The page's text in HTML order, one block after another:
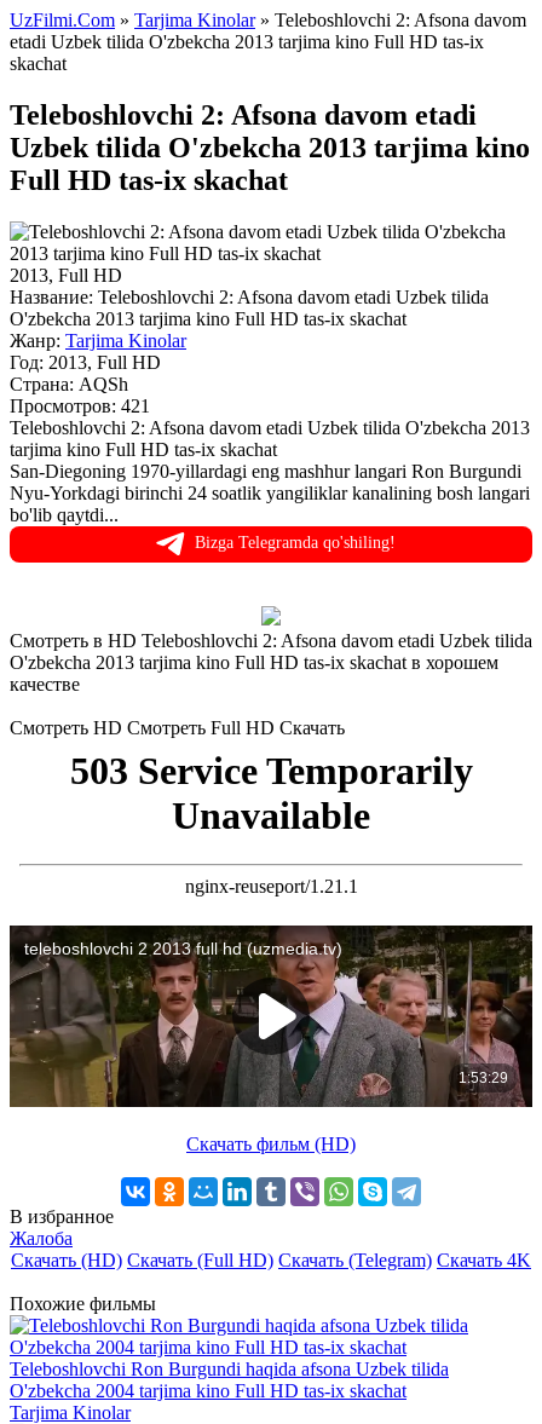
UzFilmi.Com » Tarjima Kinolar» Teleboshlovchi 2: Afsona davom
etadi Uzbek tilida O'zbekcha 2013 tarjima kino Full HD tas-ix
skachat
Teleboshlovchi 2: Afsona davom etadi
Uzbek tilida O'zbekcha 2013 tarjima kino
Full HD tas-ix skachat
2013, Full HD
Название: Teleboshlovchi 2: Afsona davom etadi Uzbek tilida
O'zbekcha 2013 tarjima kino Full HD tas-ix skachat
Жанр: Tarjima Kinolar
Год: 2013, Full HD
Страна: AQSh
Просмотров: 421
Teleboshlovchi 2: Afsona davom etadi Uzbek tilida O'zbekcha 2013
tarjima kino Full HD tas-ix skachat
San-Diegoning 1970-yillardagi eng mashhur langari Ron Burgundi
Nyu-Yorkdagi birinchi 24 soatlik yangiliklar kanalining bosh langari
bo'lib qaytdi...
Bizga Telegramda qo'shiling!
Смотреть в HD Teleboshlovchi 2: Afsona davom etadi Uzbek tilida
O'zbekcha 2013 tarjima kino Full HD tas-ix skachat в хорошем
качестве
Смотреть HD Смотреть Full HD Скачать
Скачать фильм (HD)
В избранное
Жалоба
Скачать (HD) Скачать (Full HD) Скачать (Telegram) Скачать 4K
Похожие фильмы
Teleboshlovchi Ron Burgundi haqida afsona Uzbek tilida
O'zbekcha 2004 tarjima kino Full HD tas-ix skachat
Tarjima Kinolar